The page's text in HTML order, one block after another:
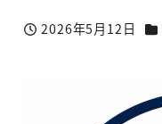
投稿日
2026年5月12日 カ